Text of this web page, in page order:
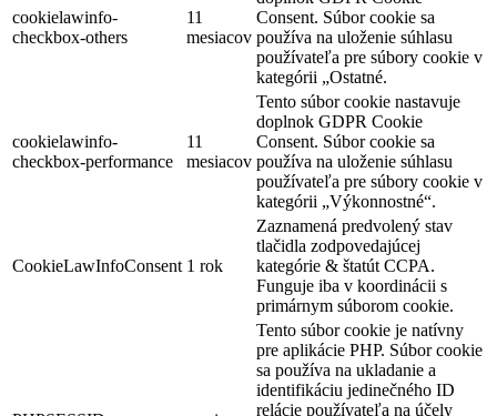
cookielawinfo-
checkbox-others
11
mesiacov
Consent. Súbor cookie sa
používa na uloženie súhlasu
používateľa pre súbory cookie v
kategórii „Ostatné.
cookielawinfo-
checkbox-performance
11
mesiacov
Tento súbor cookie nastavuje
doplnok GDPR Cookie
Consent. Súbor cookie sa
používa na uloženie súhlasu
používateľa pre súbory cookie v
kategórii „Výkonnostné“.
CookieLawInfoConsent 1 rok
Zaznamená predvolený stav
tlačidla zodpovedajúcej
kategórie & štatút CCPA.
Funguje iba v koordinácii s
primárnym súborom cookie.
Tento súbor cookie je natívny
pre aplikácie PHP. Súbor cookie
sa používa na ukladanie a
identifikáciu jedinečného ID
relácie používateľa na účely